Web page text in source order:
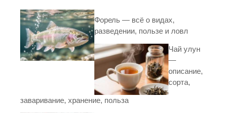
Форель — всё о видах,
разведении, пользе и ловл
Чай улун
—
описание,
сорта,
заваривание, хранение, польза